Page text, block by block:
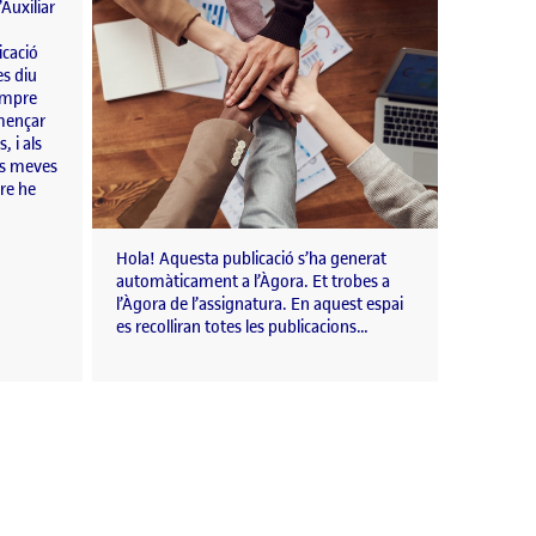
diu
i als
meves
he
Hola! Aquesta publicació s’ha generat
automàticament a l’Àgora. Et trobes a
l’Àgora de l’assignatura. En aquest espai
es recolliran totes les publicacions…